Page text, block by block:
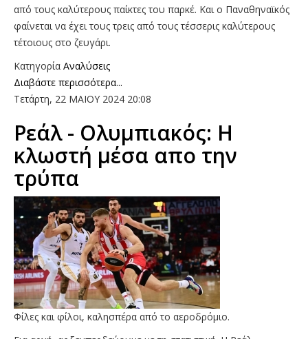
από τους καλύτερους παίκτες του παρκέ. Και ο Παναθηναϊκός
φαίνεται να έχει τους τρεις από τους τέσσερις καλύτερους
τέτοιους στο ζευγάρι.
Κατηγορία Αναλύσεις
Διαβάστε περισσότερα...
Τετάρτη, 22 ΜΑΙΟΥ 2024 20:08
Ρεάλ - Ολυμπιακός: H
κλωστή μέσα απο την
τρύπα
Φίλες και φίλοι, καλησπέρα από το αεροδρόμιο.